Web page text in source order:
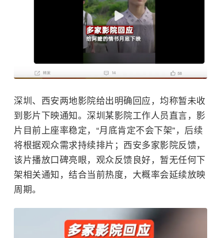
深圳、西安两地影院给出明确回应，均称暂未收
到影片下映通知。深圳某影院工作人员直言，影
片目前上座率稳定，“月底肯定不会下架”，后续
将根据观众需求持续排片；西安多家影院反馈，
该片播放口碑亮眼，观众反馈良好，暂无任何下
架相关通知，结合当前热度，大概率会延续放映
周期。